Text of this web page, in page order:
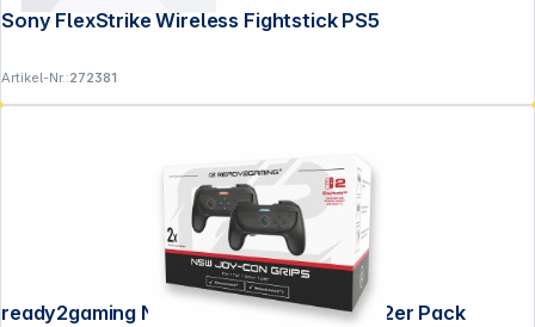
Sony FlexStrike Wireless Fightstick PS5
Artikel-Nr.:272381
ready2gaming Nintendo Switch 2 GRIPS 2er Pack
**EVP = Empfohlener Verkaufspreis des Herstellers /